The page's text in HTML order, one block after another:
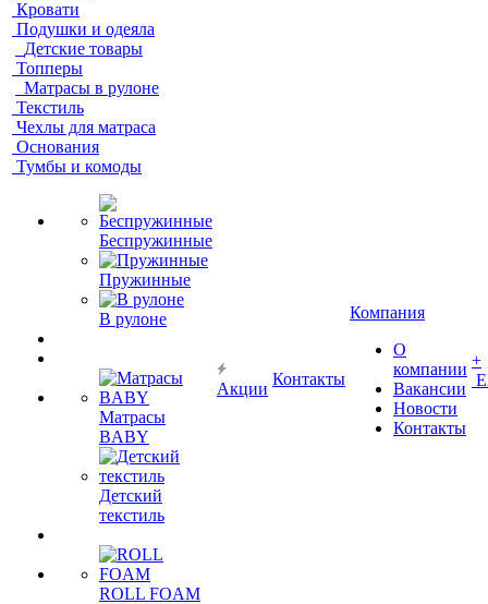
Кровати
Подушки и одеяла
Детские товары
Топперы
Матрасы в рулоне
Текстиль
Чехлы для матраса
Основания
Тумбы и комоды
Беспружинные
Пружинные
В рулоне
Матрасы
BABY
Детский
текстиль
ROLL FOAM
Акции
Контакты
Компания
О
компании
Вакансии
Новости
Контакты
+